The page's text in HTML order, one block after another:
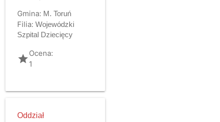
Gmina: M. Toruń
Filia: Wojewódzki
Szpital Dziecięcy
gradeOcena:
1
Oddział